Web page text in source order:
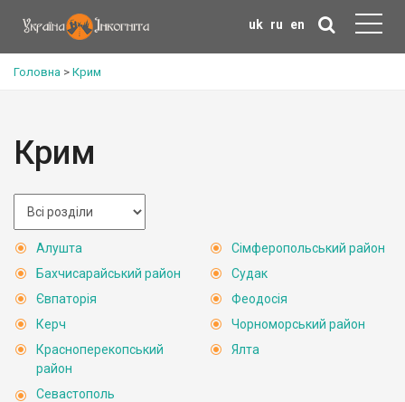
uk ru en
Головна > Крим
Крим
Алушта
Бахчисарайський район
Євпаторія
Керч
Красноперекопський
район
Севастополь
Сімферопольський район
Судак
Феодосія
Чорноморський район
Ялта